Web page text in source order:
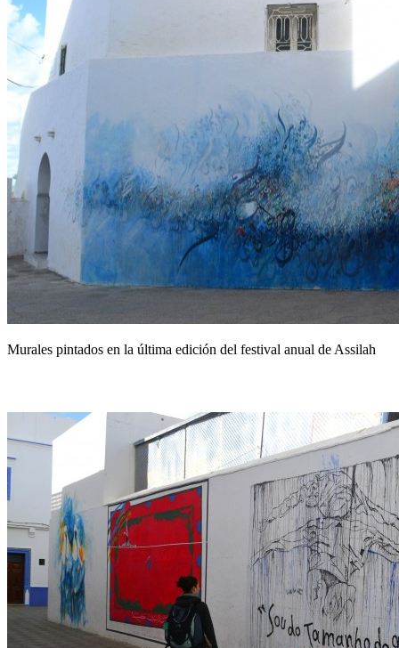
Murales pintados en la última edición del festival anual de Assilah